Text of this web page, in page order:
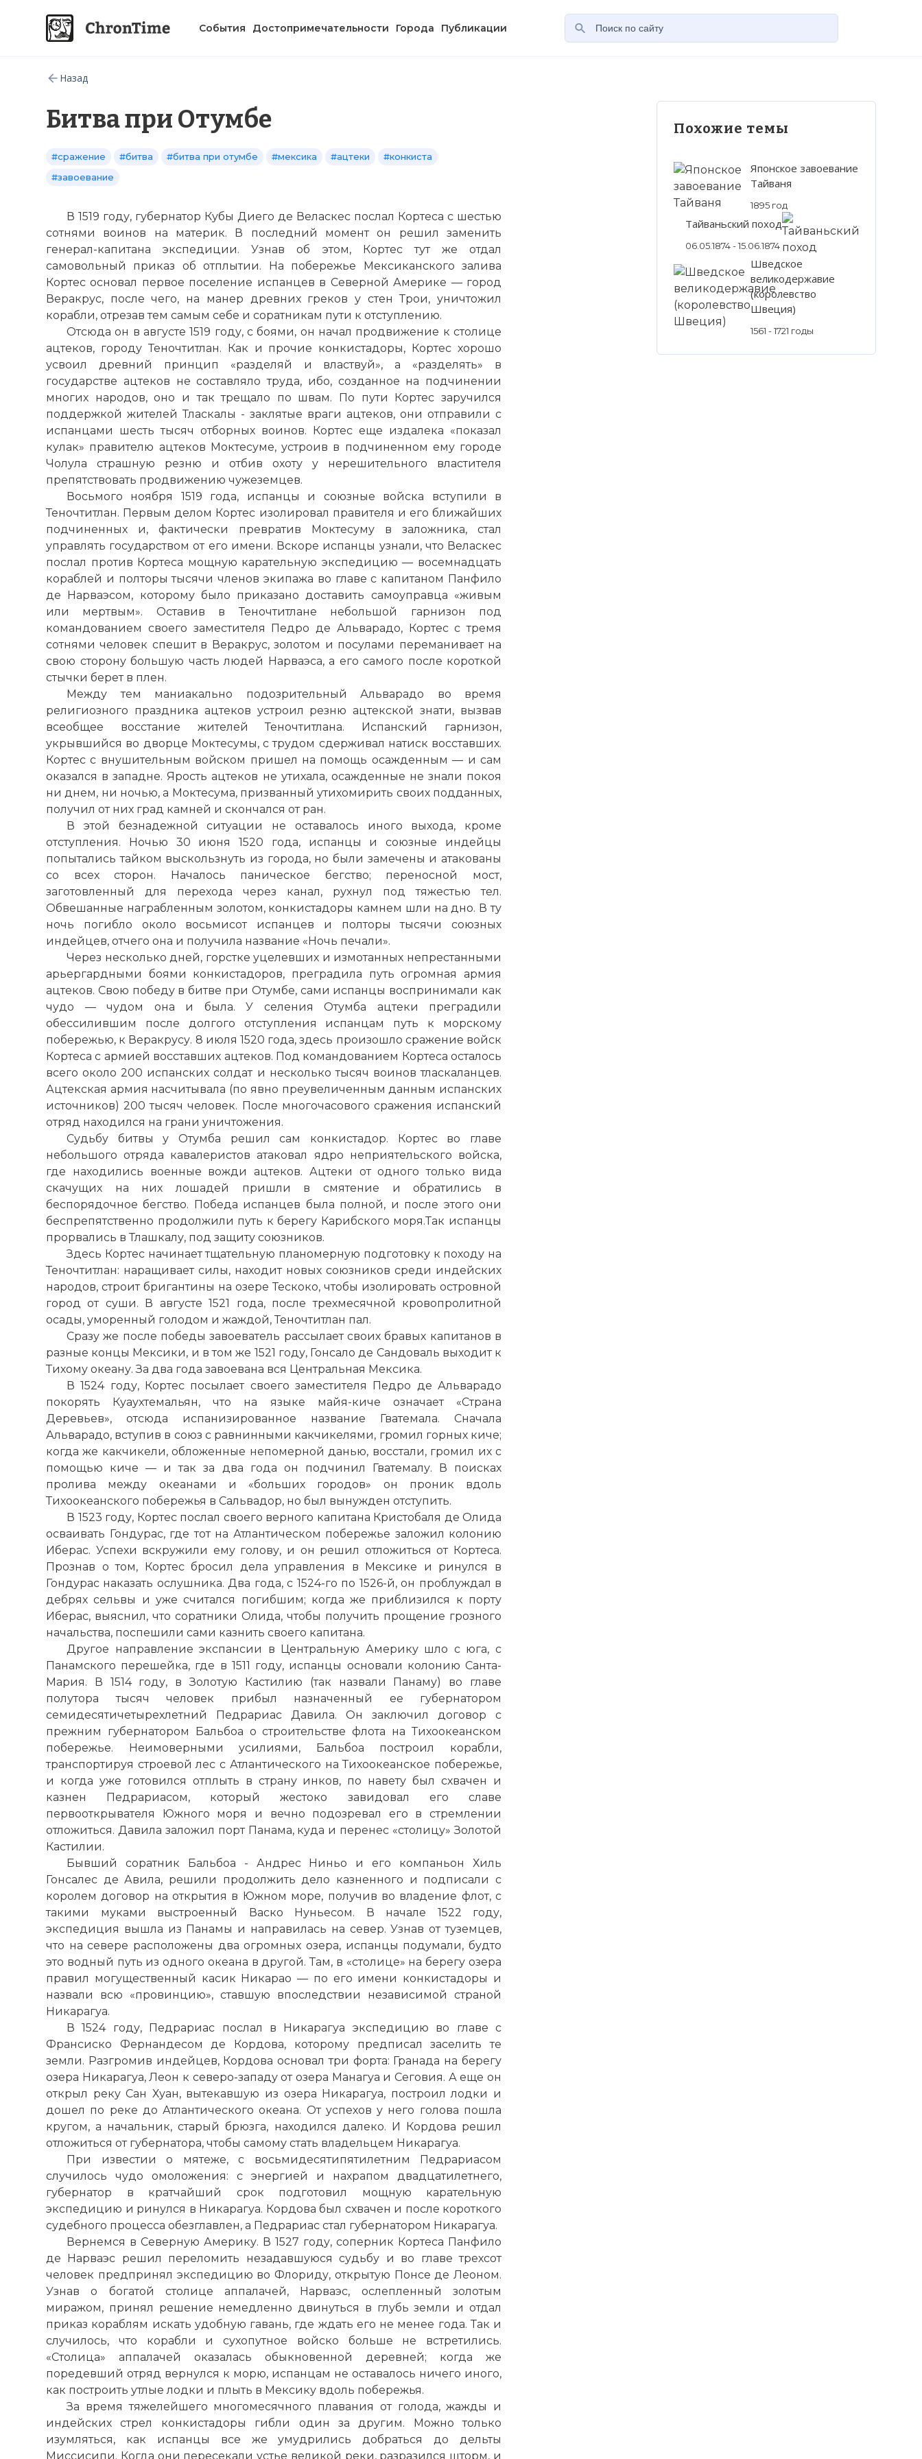
События Достопримечательности Города Публикации
Назад
Битва при Отумбе
#сражение #битва #битва при отумбе #мексика #ацтеки
#конкиста
#завоевание
В 1519 году, губернатор Кубы Диего де Веласкес послал Кортеса с шестью
сотнями воинов на материк. В последний момент он решил заменить
генерал-капитана экспедиции. Узнав об этом, Кортес тут же отдал
самовольный приказ об отплытии. На побережье Мексиканского залива
Кортес основал первое поселение испанцев в Северной Америке — город
Веракрус, после чего, на манер древних греков у стен Трои, уничтожил
корабли, отрезав тем самым себе и соратникам пути к отступлению.
Отсюда он в августе 1519 году, с боями, он начал продвижение к столице
ацтеков, городу Теночтитлан. Как и прочие конкистадоры, Кортес хорошо
усвоил древний принцип «разделяй и властвуй», а «разделять» в
государстве ацтеков не составляло труда, ибо, созданное на подчинении
многих народов, оно и так трещало по швам. По пути Кортес заручился
поддержкой жителей Тласкалы - заклятые враги ацтеков, они отправили с
испанцами шесть тысяч отборных воинов. Кортес еще издалека «показал
кулак» правителю ацтеков Моктесуме, устроив в подчиненном ему городе
Чолула страшную резню и отбив охоту у нерешительного властителя
препятствовать продвижению чужеземцев.
Восьмого ноября 1519 года, испанцы и союзные войска вступили в
Теночтитлан. Первым делом Кортес изолировал правителя и его ближайших
подчиненных и, фактически превратив Моктесуму в заложника, стал
управлять государством от его имени. Вскоре испанцы узнали, что Веласкес
послал против Кортеса мощную карательную экспедицию — восемнадцать
кораблей и полторы тысячи членов экипажа во главе с капитаном Панфило
де Нарваэсом, которому было приказано доставить самоуправца «живым
или мертвым». Оставив в Теночтитлане небольшой гарнизон под
командованием своего заместителя Педро де Альварадо, Кортес с тремя
сотнями человек спешит в Веракрус, золотом и посулами переманивает на
свою сторону большую часть людей Нарваэса, а его самого после короткой
стычки берет в плен.
Между тем маниакально подозрительный Альварадо во время
религиозного праздника ацтеков устроил резню ацтекской знати, вызвав
всеобщее восстание жителей Теночтитлана. Испанский гарнизон,
укрывшийся во дворце Моктесумы, с трудом сдерживал натиск восставших.
Кортес с внушительным войском пришел на помощь осажденным — и сам
оказался в западне. Ярость ацтеков не утихала, осажденные не знали покоя
ни днем, ни ночью, а Моктесума, призванный утихомирить своих подданных,
получил от них град камней и скончался от ран.
В этой безнадежной ситуации не оставалось иного выхода, кроме
отступления. Ночью 30 июня 1520 года, испанцы и союзные индейцы
попытались тайком выскользнуть из города, но были замечены и атакованы
со всех сторон. Началось паническое бегство; переносной мост,
заготовленный для перехода через канал, рухнул под тяжестью тел.
Обвешанные награбленным золотом, конкистадоры камнем шли на дно. В ту
ночь погибло около восьмисот испанцев и полторы тысячи союзных
индейцев, отчего она и получила название «Ночь печали».
Через несколько дней, горстке уцелевших и измотанных непрестанными
арьергардными боями конкистадоров, преградила путь огромная армия
ацтеков. Свою победу в битве при Отумбе, сами испанцы воспринимали как
чудо — чудом она и была. У селения Отумба ацтеки преградили
обессилившим после долгого отступления испанцам путь к морскому
побережью, к Веракрусу. 8 июля 1520 года, здесь произошло сражение войск
Кортеса с армией восставших ацтеков. Под командованием Кортеса осталось
всего около 200 испанских солдат и несколько тысяч воинов тласкаланцев.
Ацтекская армия насчитывала (по явно преувеличенным данным испанских
источников) 200 тысяч человек. После многочасового сражения испанский
отряд находился на грани уничтожения.
Судьбу битвы у Отумба решил сам конкистадор. Кортес во главе
небольшого отряда кавалеристов атаковал ядро неприятельского войска,
где находились военные вожди ацтеков. Ацтеки от одного только вида
скачущих на них лошадей пришли в смятение и обратились в
беспорядочное бегство. Победа испанцев была полной, и после этого они
беспрепятственно продолжили путь к берегу Карибского моря.Так испанцы
прорвались в Тлашкалу, под защиту союзников.
Здесь Кортес начинает тщательную планомерную подготовку к походу на
Теночтитлан: наращивает силы, находит новых союзников среди индейских
народов, строит бригантины на озере Тескоко, чтобы изолировать островной
город от суши. В августе 1521 года, после трехмесячной кровопролитной
осады, уморенный голодом и жаждой, Теночтитлан пал.
Сразу же после победы завоеватель рассылает своих бравых капитанов в
разные концы Мексики, и в том же 1521 году, Гонсало де Сандоваль выходит к
Тихому океану. За два года завоевана вся Центральная Мексика.
В 1524 году, Кортес посылает своего заместителя Педро де Альварадо
покорять Куаухтемальян, что на языке майя-киче означает «Страна
Деревьев», отсюда испанизированное название Гватемала. Сначала
Альварадо, вступив в союз с равнинными какчикелями, громил горных киче;
когда же какчикели, обложенные непомерной данью, восстали, громил их с
помощью киче — и так за два года он подчинил Гватемалу. В поисках
пролива между океанами и «больших городов» он проник вдоль
Тихоокеанского побережья в Сальвадор, но был вынужден отступить.
В 1523 году, Кортес послал своего верного капитана Кристобаля де Олида
осваивать Гондурас, где тот на Атлантическом побережье заложил колонию
Иберас. Успехи вскружили ему голову, и он решил отложиться от Кортеса.
Прознав о том, Кортес бросил дела управления в Мексике и ринулся в
Гондурас наказать ослушника. Два года, с 1524-го по 1526-й, он проблуждал в
дебрях сельвы и уже считался погибшим; когда же приблизился к порту
Иберас, выяснил, что соратники Олида, чтобы получить прощение грозного
начальства, поспешили сами казнить своего капитана.
Другое направление экспансии в Центральную Америку шло с юга, с
Панамского перешейка, где в 1511 году, испанцы основали колонию Санта-
Мария. В 1514 году, в Золотую Кастилию (так назвали Панаму) во главе
полутора тысяч человек прибыл назначенный ее губернатором
семидесятичетырехлетний Педрариас Давила. Он заключил договор с
прежним губернатором Бальбоа о строительстве флота на Тихоокеанском
побережье. Неимоверными усилиями, Бальбоа построил корабли,
транспортируя строевой лес с Атлантического на Тихоокеанское побережье,
и когда уже готовился отплыть в страну инков, по навету был схвачен и
казнен Педрариасом, который жестоко завидовал его славе
первооткрывателя Южного моря и вечно подозревал его в стремлении
отложиться. Давила заложил порт Панама, куда и перенес «столицу» Золотой
Кастилии.
Бывший соратник Бальбоа - Андрес Ниньо и его компаньон Хиль
Гонсалес де Авила, решили продолжить дело казненного и подписали с
королем договор на открытия в Южном море, получив во владение флот, с
такими муками выстроенный Васко Нуньесом. В начале 1522 году,
экспедиция вышла из Панамы и направилась на север. Узнав от туземцев,
что на севере расположены два огромных озера, испанцы подумали, будто
это водный путь из одного океана в другой. Там, в «столице» на берегу озера
правил могущественный касик Никарао — по его имени конкистадоры и
назвали всю «провинцию», ставшую впоследствии независимой страной
Никарагуа.
В 1524 году, Педрариас послал в Никарагуа экспедицию во главе с
Франсиско Фернандесом де Кордова, которому предписал заселить те
земли. Разгромив индейцев, Кордова основал три форта: Гранада на берегу
озера Никарагуа, Леон к северо-западу от озера Манагуа и Сеговия. А еще он
открыл реку Сан Хуан, вытекавшую из озера Никарагуа, построил лодки и
дошел по реке до Атлантического океана. От успехов у него голова пошла
кругом, а начальник, старый брюзга, находился далеко. И Кордова решил
отложиться от губернатора, чтобы самому стать владельцем Никарагуа.
При известии о мятеже, с восьмидесятипятилетним Педрариасом
случилось чудо омоложения: с энергией и нахрапом двадцатилетнего,
губернатор в кратчайший срок подготовил мощную карательную
экспедицию и ринулся в Никарагуа. Кордова был схвачен и после короткого
судебного процесса обезглавлен, а Педрариас стал губернатором Никарагуа.
Вернемся в Северную Америку. В 1527 году, соперник Кортеса Панфило
де Нарваэс решил переломить незадавшуюся судьбу и во главе трехсот
человек предпринял экспедицию во Флориду, открытую Понсе де Леоном.
Узнав о богатой столице аппалачей, Нарваэс, ослепленный золотым
миражом, принял решение немедленно двинуться в глубь земли и отдал
приказ кораблям искать удобную гавань, где ждать его не менее года. Так и
случилось, что корабли и сухопутное войско больше не встретились.
«Столица» аппалачей оказалась обыкновенной деревней; когда же
поредевший отряд вернулся к морю, испанцам не оставалось ничего иного,
как построить утлые лодки и плыть в Мексику вдоль побережья.
За время тяжелейшего многомесячного плавания от голода, жажды и
индейских стрел конкистадоры гибли один за другим. Можно только
изумляться, как испанцы все же умудрились добраться до дельты
Миссисипи. Когда они пересекали устье великой реки, разразился шторм, и
Похожие темы
Японское завоевание
Тайваня
1895 год
Тайваньский поход
06.05.1874 - 15.06.1874
Шведское
великодержавие
(королевство
Швеция)
1561 - 1721 годы